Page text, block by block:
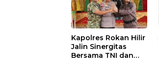
Kapolres Rokan Hilir
Jalin Sinergitas
Bersama TNI dan